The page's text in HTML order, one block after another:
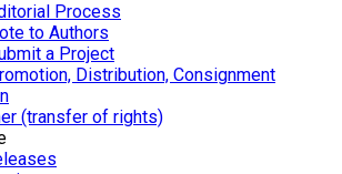
Process
to Authors
a Project
Distribution, Consignment
(transfer of rights)